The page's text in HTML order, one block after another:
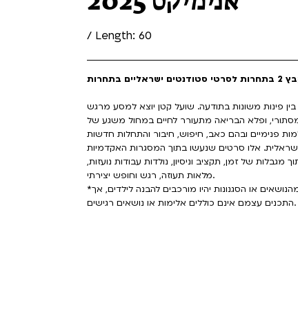
/ Length: 60
ישראליים בתחרות
פינות משונות בתודעה. שועל קטן יוצא למסע מרגש
ופלא הבריאה מתעורר לחיים במחול משגע של
אלו סרטים שנעשו בתוך המסגרות האקדמיות
של זמן, תקציב וניסיון, נולדות עבודות נועזות,
מלאות תעוזה, רגש וחופש יצירתי.
*המקבץ מתאים לצפייה מגיל 12 ומעלה. ייתכן שחלק מהנושאים או הסגנונות יהיו מורכבים להבנה לילדים, אך
התכנים עצמם אינם כוללים אלימות או נושאים רגישים.